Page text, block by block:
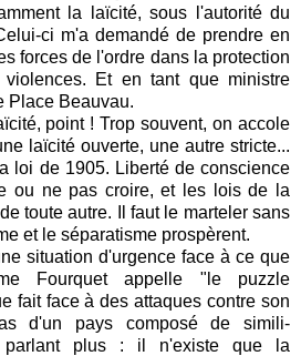
la laïcité, sous l'autorité du
ci m'a demandé de prendre en
forces de l'ordre dans la protection
Et en tant que ministre
Place Beauvau.
point ! Trop souvent, on accole
laïcité ouverte, une autre stricte...
loi de 1905. Liberté de conscience
ou ne pas croire, et les lois de la
toute autre. Il faut le marteler sans
et le séparatisme prospèrent.
situation d'urgence face à ce que
Fourquet appelle "le puzzle
fait face à des attaques contre son
d'un pays composé de simili-
parlant plus : il n'existe que la